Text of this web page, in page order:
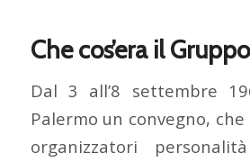
Che cos’era il
Dal 3 all’8 settembre
Palermo un convegno,
organizzatori